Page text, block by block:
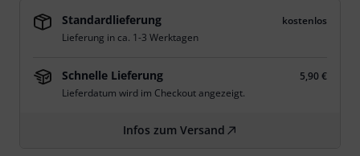
Standardlieferung
kostenlos
Lieferung in ca. 1-3 Werktagen
Schnelle Lieferung
5,90 €
Lieferdatum wird im Checkout angezeigt.
Infos zum Versand